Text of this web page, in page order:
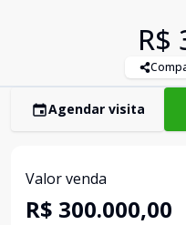
R$
Agendar visita
Valor venda
R$ 300.000,00